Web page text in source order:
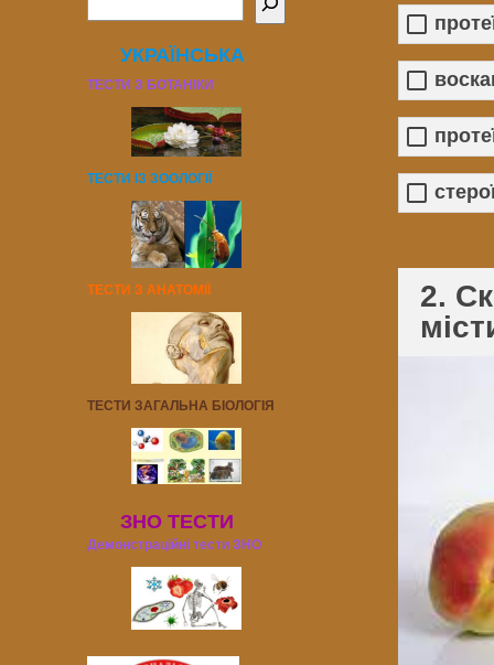
УКРАЇНСЬКА
ТЕСТИ З БОТАНІКИ
ТЕСТИ ІЗ ЗООЛОГІЇ
ТЕСТИ З АНАТОМІЇ
ТЕСТИ ЗАГАЛЬНА БІОЛОГІЯ
ЗНО ТЕСТИ
Демонстраційні тести ЗНО
2.